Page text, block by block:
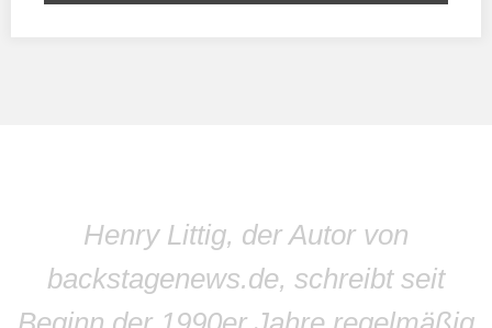
Henry Littig, der Autor von
backstagenews.de, schreibt seit